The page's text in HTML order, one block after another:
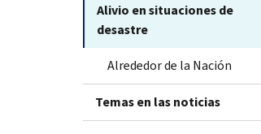
Alivio en situaciones de
desastre
Alrededor de la Nación
Temas en las noticias